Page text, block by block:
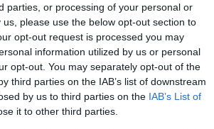
parties, or processing of your personal or
please use the below opt-out section to
opt-out request is processed you may
information utilized by us or personal
opt-out. You may separately opt-out of the
third parties on the IAB’s list of downstream
by us to third parties on the IAB’s List of
it to other third parties.